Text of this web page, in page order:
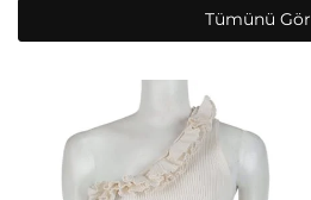
Tümünü Gör